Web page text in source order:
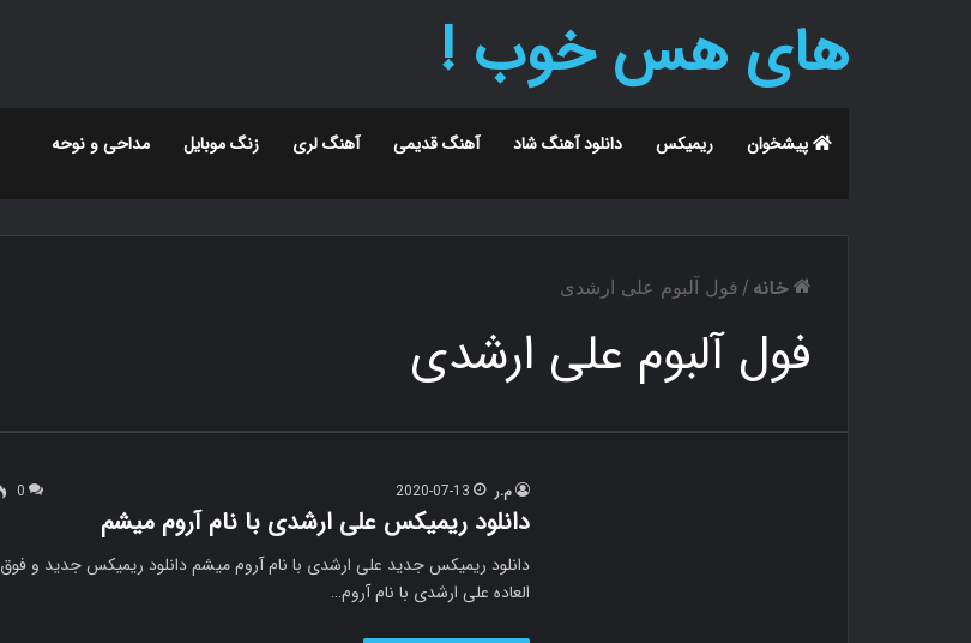
های هس خوب !
پیشخوان ریمیکس دانلود آهنگ شاد آهنگ قدیمی آهنگ لری زنگ موبایل مداحی و نوحه
خانه / فول آلبوم علی ارشدی
فول آلبوم علی ارشدی
م.ر 2020-07-13
0
دانلود ریمیکس علی ارشدی با نام آروم میشم
دانلود ریمیکس جدید علی ارشدی با نام آروم میشم دانلود ریمیکس جدید و فوق
العاده علی ارشدی با نام آروم…